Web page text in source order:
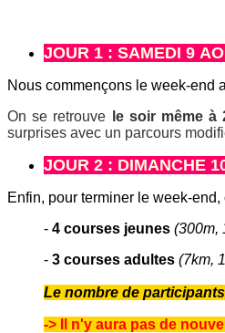
JOUR 1 : SAMEDI 9
Nous commençons le week-end
On se retrouve
le soir même à
surprises avec un parcours
JOUR 2 : DIMANCHE
Enfin, pour terminer le week-
- 4 courses jeunes (300m,
- 3 courses adultes (7km,
Le nombre de
-> Il n'y aura pas de